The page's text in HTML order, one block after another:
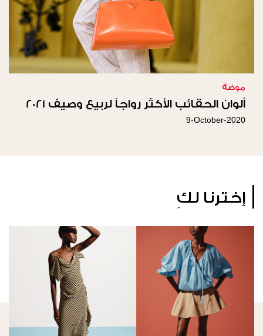
موضة
ألوان الحقائب الأكثر رواجاً لربيع وصيف 2021
9-October-2020
إخترنا لكِ